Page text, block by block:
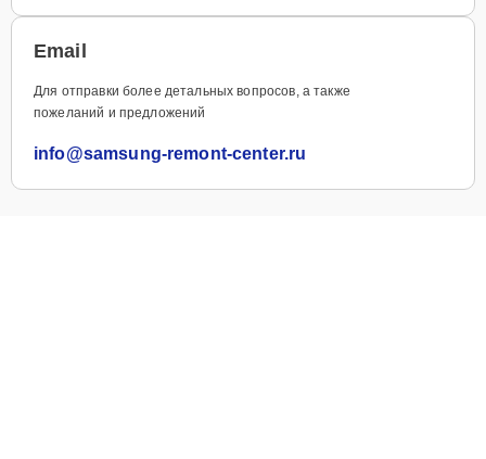
Email
Для отправки более детальных вопросов, а также
пожеланий и предложений
info@samsung-remont-center.ru